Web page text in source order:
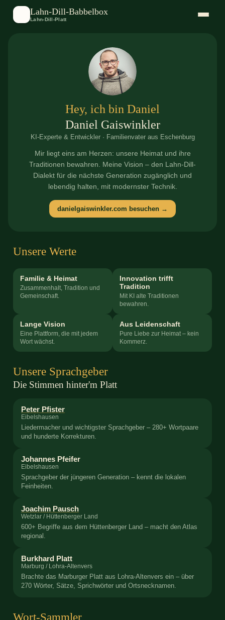
Lahn-Dill-Babbelbox
Lahn-Dill-Platt
Hey, ich bin Daniel
Daniel Gaiswinkler
KI-Experte & Entwickler · Familienvater aus Eschenburg
Mir liegt eins am Herzen: unsere Heimat und ihre
Traditionen bewahren. Meine Vision – den Lahn-Dill-
Dialekt für die nächste Generation zugänglich und
lebendig halten, mit modernster Technik.
danielgaiswinkler.com besuchen →
Unsere Werte
Familie & Heimat
Zusammenhalt, Tradition und
Gemeinschaft.
Innovation trifft
Tradition
Mit KI alte Traditionen
bewahren.
Lange Vision
Eine Plattform, die mit jedem
Wort wächst.
Aus Leidenschaft
Pure Liebe zur Heimat – kein
Kommerz.
Unsere Sprachgeber
Die Stimmen hinter'm Platt
Peter Pfister
Eibelshausen
Liedermacher und wichtigster Sprachgeber – 280+ Wortpaare
und hunderte Korrekturen.
Johannes Pfeifer
Eibelshausen
Sprachgeber der jüngeren Generation – kennt die lokalen
Feinheiten.
Joachim Pausch
Wetzlar / Hüttenberger Land
600+ Begriffe aus dem Hüttenberger Land – macht den Atlas
regional.
Burkhard Platt
Marburg / Lohra-Altenvers
Brachte das Marburger Platt aus Lohra-Altenvers ein – über
270 Wörter, Sätze, Sprichwörter und Ortsnecknamen.
Wort-Sammler